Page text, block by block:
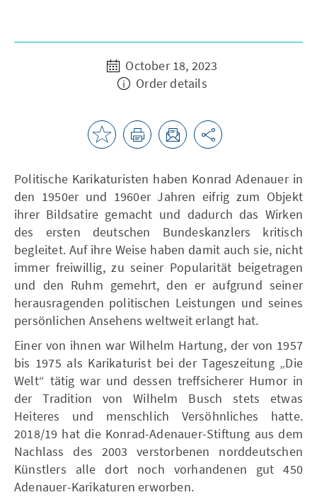
October 18, 2023
Order details
Politische Karikaturisten haben Konrad Adenauer in
den 1950er und 1960er Jahren eifrig zum Objekt
ihrer Bildsatire gemacht und dadurch das Wirken
des ersten deutschen Bundeskanzlers kritisch
begleitet. Auf ihre Weise haben damit auch sie, nicht
immer freiwillig, zu seiner Popularität beigetragen
und den Ruhm gemehrt, den er aufgrund seiner
herausragenden politischen Leistungen und seines
persönlichen Ansehens weltweit erlangt hat.
Einer von ihnen war Wilhelm Hartung, der von 1957
bis 1975 als Karikaturist bei der Tageszeitung „Die
Welt“ tätig war und dessen treffsicherer Humor in
der Tradition von Wilhelm Busch stets etwas
Heiteres und menschlich Versöhnliches hatte.
2018/19 hat die Konrad-Adenauer-Stiftung aus dem
Nachlass des 2003 verstorbenen norddeutschen
Künstlers alle dort noch vorhandenen gut 450
Adenauer-Karikaturen erworben.